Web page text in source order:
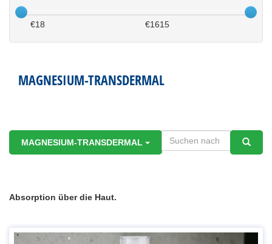
€18 €1615
MAGNESIUM-TRANSDERMAL
MAGNESIUM-TRANSDERMAL
Absorption über die Haut.